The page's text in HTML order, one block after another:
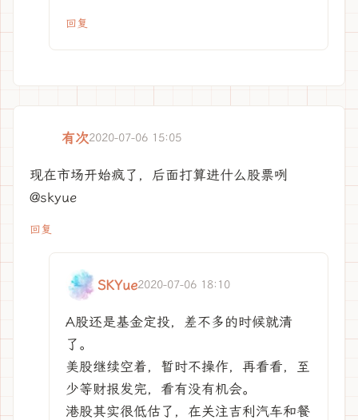
回复
有次2020-07-06 15:05
现在市场开始疯了，后面打算进什么股票咧
@skyue
回复
SKYue2020-07-06 18:10
A股还是基金定投，差不多的时候就清
了。
美股继续空着，暂时不操作，再看看，至
少等财报发完，看有没有机会。
港股其实很低估了，在关注吉利汽车和餐